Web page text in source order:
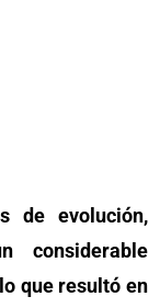
de evolución,
considerable
que resultó en